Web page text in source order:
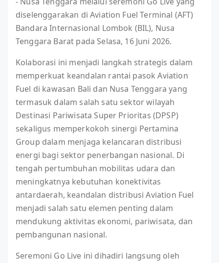
diselenggarakan di Aviation Fuel Terminal (AFT)
Bandara Internasional Lombok (BIL), Nusa
Tenggara Barat pada Selasa, 16 Juni 2026.
Kolaborasi ini menjadi langkah strategis dalam
memperkuat keandalan rantai pasok Aviation
Fuel di kawasan Bali dan Nusa Tenggara yang
termasuk dalam salah satu sektor wilayah
Destinasi Pariwisata Super Prioritas (DPSP)
sekaligus memperkokoh sinergi Pertamina
Group dalam menjaga kelancaran distribusi
energi bagi sektor penerbangan nasional. Di
tengah pertumbuhan mobilitas udara dan
meningkatnya kebutuhan konektivitas
antardaerah, keandalan distribusi Aviation Fuel
menjadi salah satu elemen penting dalam
mendukung aktivitas ekonomi, pariwisata, dan
pembangunan nasional.
Seremoni Go Live ini dihadiri langsung oleh